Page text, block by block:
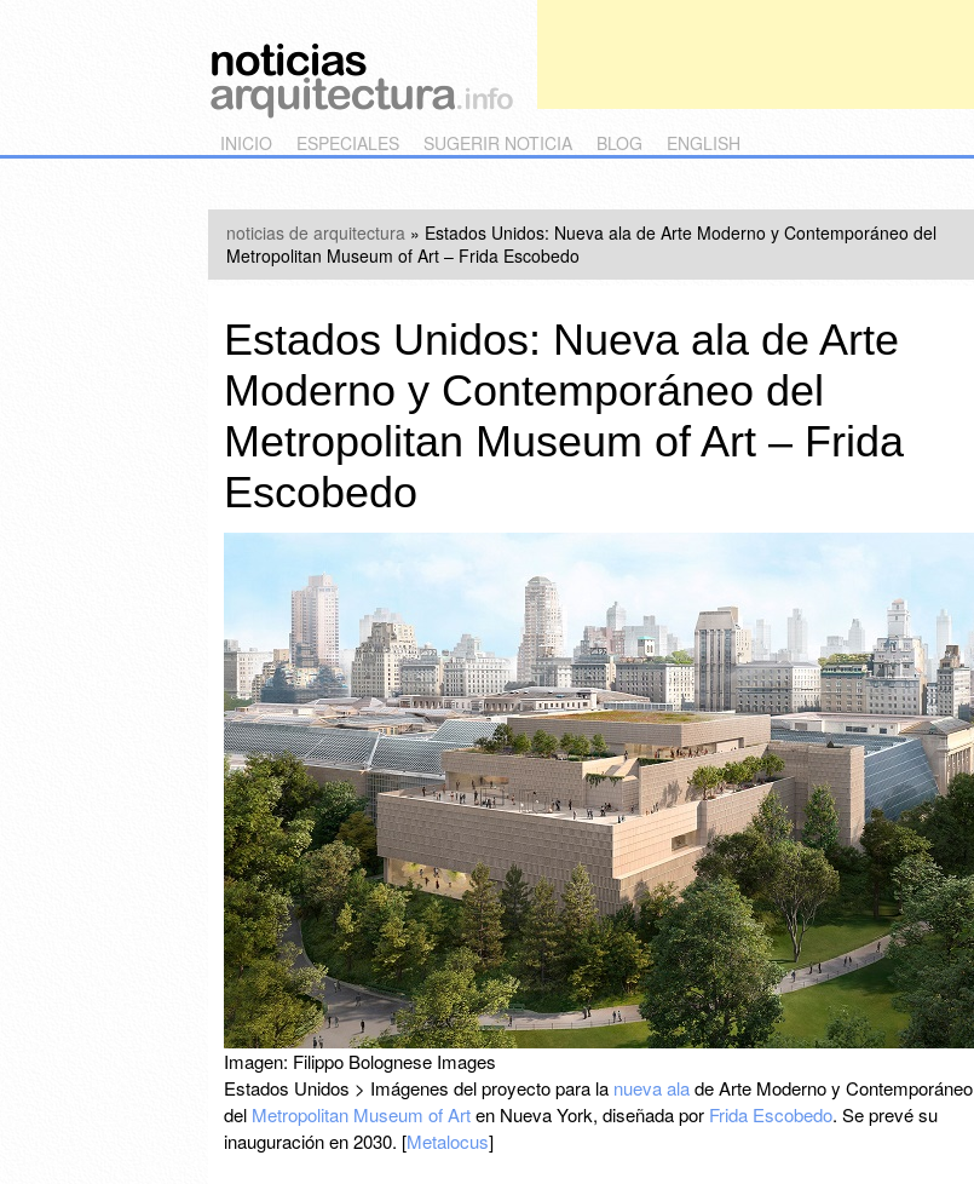
Main menu
Skip to primary content
Skip to secondary content
INICIO ESPECIALES SUGERIR NOTICIA BLOG ENGLISH
noticias de arquitectura » Estados Unidos: Nueva ala de Arte Moderno y Contemporáneo del
Metropolitan Museum of Art – Frida Escobedo
Estados Unidos: Nueva ala de Arte
Moderno y Contemporáneo del
Metropolitan Museum of Art – Frida
Escobedo
Imagen: Filippo Bolognese Images
Estados Unidos > Imágenes del proyecto para la nueva alade Arte Moderno y Contemporáneo
del Metropolitan Museum of Arten Nueva York, diseñada por Frida Escobedo. Se prevé su
inauguración en 2030. [Metalocus]